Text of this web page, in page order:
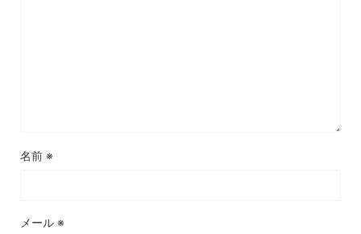
名前 ※
メール ※